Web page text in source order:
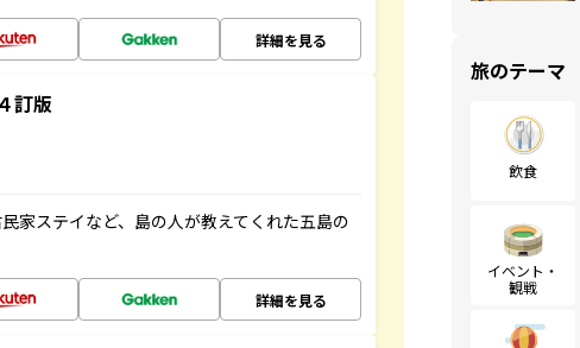
詳細を見る
訂版
家ステイなど、島の人が教えてくれた五島の
詳細を見る
旅のテーマ
飲食
イベント・
観戦